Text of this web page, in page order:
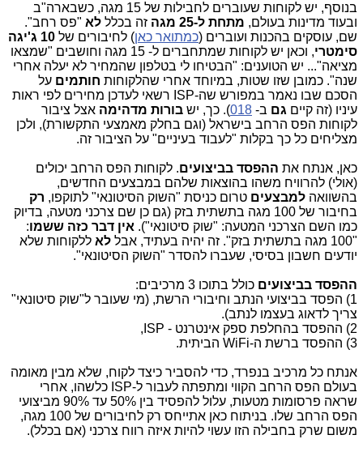
בנוסף, יש לקוחות שעוברים לחבילות של 15 מגה, כשבארה"ב
ובעוד מדינות בעולם, מתחת ל-25 מגה זה בכלל לא "פס רחב".
שם, עוסקים בהכנות ועוברים (כמתואר כאן) לחיבורים של
10 ג'יגה
סימטרי
, וכאן יש לקוחות שמתחברים ל- 15 מגה וחושבים "שמצאו
מציאה"... יש הטוענים: "הבטיחו לי בטלפון שהמחיר לא יעלה אחרי
שנה". כמובן שזו שטות, במיוחד אחרי שהלקוחות חותמים על
הסכם שבו נאמר במפורש שה-ISP רשאי לעדכן מחירים לפי ראות
עיניו (זה קיים גם ב- 018). כך, יש בורות מדהימה אצל ציבור
לקוחות הפס הרחב בישראל (וגם בחלק מאמצעי התקשורת), ולכן
מצליחים כל כך בקלות "לעבוד בעיניים" על הציבור זה.
כאן, אנתח את ההפסד בביצועים. לקוחות הפס הרחב יכולים
(אולי) להרוויח משהו בהוצאות שלהם במבצעים החדשים,
בהשוואה למבצעים טרום כניסת "השוק הסיטונאי" לתוקפו, רק
בחיבור של 100 מגה בתשתית בזק (גם כן שם צרכני מטעה, בדיוק
כמו השם הצרכני המטעה: "שוק סיטונאי"). אין דבר כזה ששמו:
"100 מגה בתשתית בזק". זה יהיה בעתיד, אבל
לא ללקוחות שלא
יודעים חשבון בסיסי, שעברו להסדר "השוק הסיטונאי".
ההפסד בביצועים כולל בתוכו 3 מרכיבים:
1) הפסד בביצועי הנתב וחיבורי הרשת, (מי שעובר ל"שוק סיטונאי"
צריך לדאוג בעצמו לנתב).
2) ההפסד בהחלפת ספק אינטרנט - ISP,
3) ההפסד ברשת ה-WiFi הביתית.
אנתח כל מרכיב בנפרד, כדי להסביר כיצד לקוח, שלא מבין מאומה
בעולם הפס הרחב הקווי ומתפתה לעבור ל-ISP כלשהו, אחרי
שראה פרסומות מטעות, עלול להפסיד בין 50% עד 90% מביצועי
הפס הרחב שלו. בניתוח כאן אתייחס רק לחיבורים של 100 מגה,
משום שרק בחבילה הזו עשוי להיות איזה רווח צרכני (אם בכלל).